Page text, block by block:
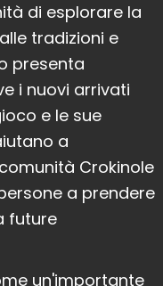
di esplorare la
tradizioni e
presenta
i nuovi arrivati
e le sue
a
Crokinole
a prendere
future
un'importante